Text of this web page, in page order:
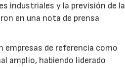
industriales y la previsión de la
en una nota de prensa
empresas de referencia como
amplio, habiendo liderado